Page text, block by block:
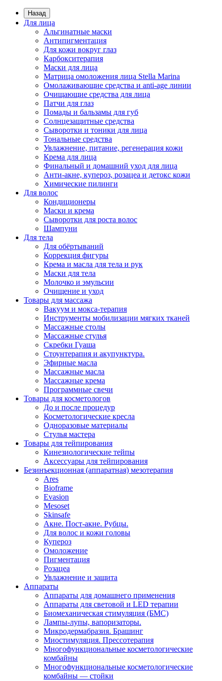
Назад
Для лица
Альгинатные маски
Антипигментация
Для кожи вокруг глаз
Карбокситерапия
Маски для лица
Матрица омоложения лица Stella Marina
Омолаживающие средства и anti-age линии
Очищающие средства для лица
Патчи для глаз
Помады и бальзамы для губ
Солнцезащитные средства
Сыворотки и тоники для лица
Тональные средства
Увлажнение, питание, регенерация кожи
Крема для лица
Финальный и домашний уход для лица
Анти-акне, купероз, розацеа и детокс кожи
Химические пилинги
Для волос
Кондиционеры
Маски и крема
Сыворотки для роста волос
Шампуни
Для тела
Для обёртываний
Коррекция фигуры
Крема и масла для тела и рук
Маски для тела
Молочко и эмульсии
Очищение и уход
Товары для массажа
Вакуум и мокса-терапия
Инструменты мобилизации мягких тканей
Массажные столы
Массажные стулья
Скребки Гуаша
Стоунтерапия и акупунктура.
Эфирные масла
Массажные масла
Массажные крема
Программные свечи
Товары для косметологов
До и после процедур
Косметологические кресла
Одноразовые материалы
Стулья мастера
Товары для тейпирования
Кинезиологические тейпы
Аксессуары для тейпирования
Безинъекционная (аппаратная) мезотерапия
Ares
Bioframe
Evasion
Mesoset
Skinsafe
Акне. Пост-акне. Рубцы.
Для волос и кожи головы
Купероз
Омоложение
Пигментация
Розацеа
Увлажнение и защита
Аппараты
Аппараты для домашнего применения
Аппараты для световой и LED терапии
Биомеханическая стимуляция (БМС)
Лампы-лупы, вапоризаторы.
Микродермабразия. Брашинг
Миостимуляция. Прессотерапия
Многофункциональные косметологические
комбайны
Многофункциональные косметологические
комбайны — стойки